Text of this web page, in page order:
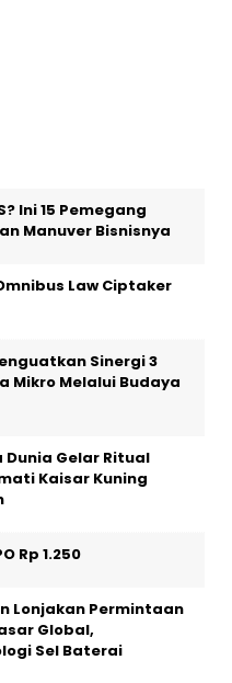
Ini 15 Pemegang
Manuver Bisnisnya
Law Ciptaker
Sinergi 3
Mikro Melalui Budaya
Gelar Ritual
Kaisar Kuning
Rp 1.250
Lonjakan Permintaan
Global,
Sel Baterai